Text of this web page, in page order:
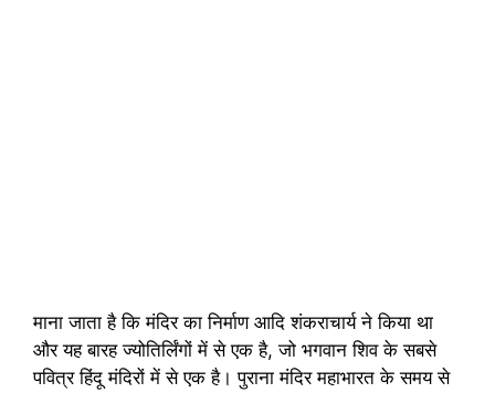
माना जाता है कि मंदिर का निर्माण आदि शंकराचार्य ने किया था
और यह बारह ज्योतिर्लिंगों में से एक है, जो भगवान शिव के सबसे
पवित्र हिंदू मंदिरों में से एक है। पुराना मंदिर महाभारत के समय से